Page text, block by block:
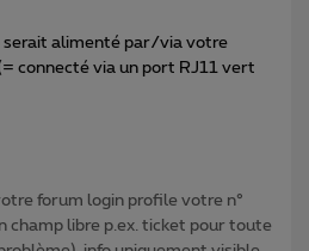
serait alimenté par/via votre
connecté via un port RJ11 vert
forum login profile votre n°
champ libre p.ex. ticket pour toute